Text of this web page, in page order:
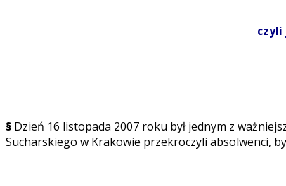
czyli
§ Dzień 16 listopada 2007 roku był jednym z
Sucharskiego w Krakowie przekroczyli absolwenci,